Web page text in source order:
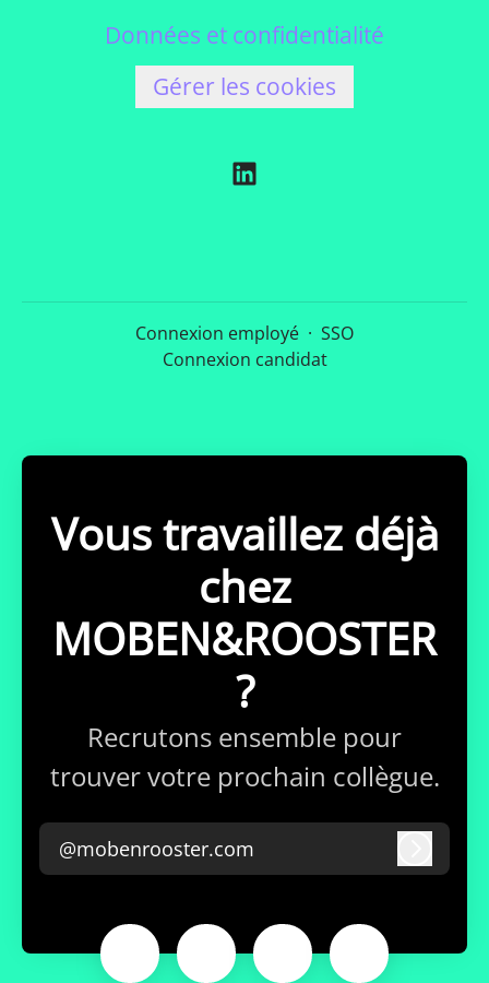
Données et confidentialité
Gérer les cookies
Connexion employé · SSO
Connexion candidat
Vous travaillez déjà
chez
MOBEN&ROOSTER
?
Recrutons ensemble pour
trouver votre prochain collègue.
@mobenrooster.com